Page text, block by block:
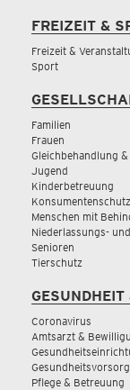
FREIZEIT &
Freizeit &
Sport
Familien
Frauen
Gleichbehandlung
Jugend
Kinderbetreuung
Konsumentenschutz
Menschen mit
Niederlassungs-
Senioren
Tierschutz
Coronavirus
Amtsarzt &
Pflege & Betreuung